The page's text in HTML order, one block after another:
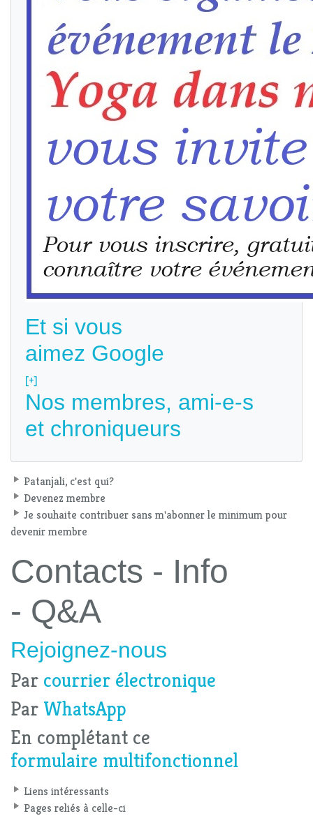
Et si vous
aimez Google
[+]
Nos membres, ami-e-s
et chroniqueurs
Patanjali, c'est qui?
Devenez membre
Je souhaite contribuer sans m'abonner le minimum pour
devenir membre
Contacts - Info
- Q&A
Rejoignez-nous
Par courrier électronique
Par WhatsApp
En complétant ce
formulaire multifonctionnel
Liens intéressants
Pages reliés à celle-ci